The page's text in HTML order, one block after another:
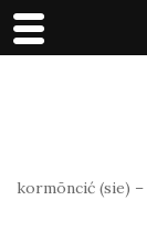
kormōncić (sie)